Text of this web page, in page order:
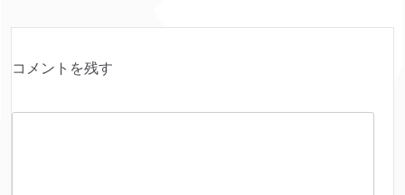
コメントを残す